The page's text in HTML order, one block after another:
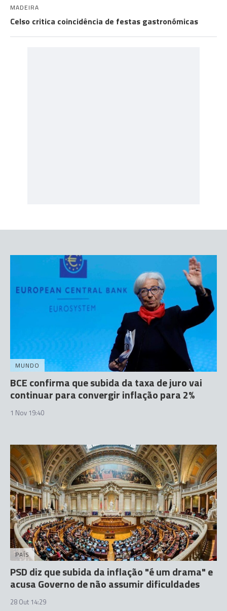
MADEIRA
Celso critica coincidência de festas gastronómicas
MUNDO
BCE confirma que subida da taxa de juro vai
continuar para convergir inflação para 2%
1 Nov 19:40
PAÍS
PSD diz que subida da inflação "é um drama" e
acusa Governo de não assumir dificuldades
28 Out 14:29